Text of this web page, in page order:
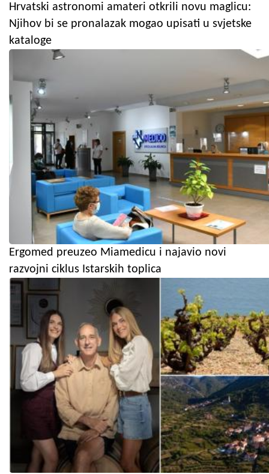
Hrvatski astronomi amateri otkrili novu maglicu:
Njihov bi se pronalazak mogao upisati u svjetske
kataloge
Ergomed preuzeo Miamedicu i najavio novi
razvojni ciklus Istarskih toplica